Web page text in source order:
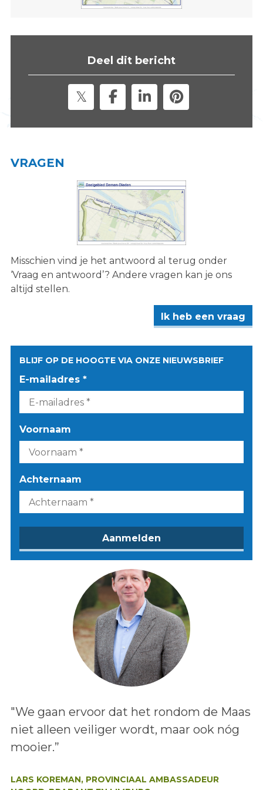
t
Deel dit bericht
VRAGEN
Misschien vind je het antwoord al terug onder
‘Vraag en antwoord’? Andere vragen kan je ons
altijd stellen.
Ik heb een vraag
BLIJF OP DE HOOGTE VIA ONZE NIEUWSBRIEF
E-mailadres *
Voornaam
Achternaam
Lees het bericht:
"We gaan ervoor dat het rondom de Maas
niet alleen veiliger wordt, maar ook nóg
mooier.”
LARS KOREMAN, PROVINCIAAL AMBASSADEUR